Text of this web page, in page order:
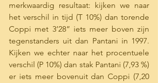
merkwaardig resultaat: kijken we naar
het verschil in tijd (T 10%) dan torende
Coppi met 3’28” iets meer boven zijn
tegenstanders uit dan Pantani in 1997.
Kijken we echter naar het procentuele
verschil (P 10%) dan stak Pantani (7,93 %)
er iets meer bovenuit dan Coppi (7,20